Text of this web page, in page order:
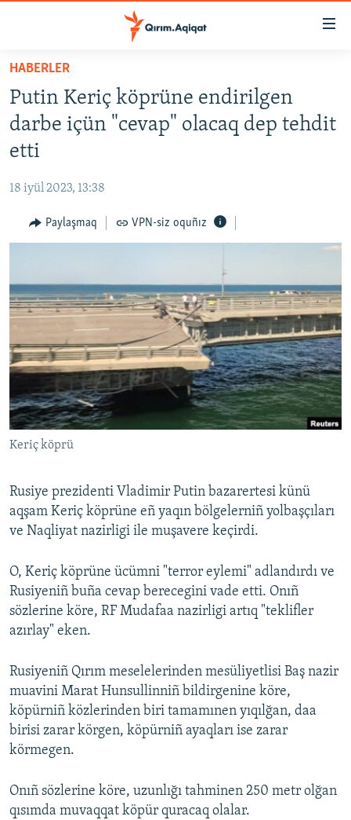
Esas
qaytmaq
Baş
navigatsiyağa
qaytmaq
Qıdıruvğa
qaytmaq
SİYASET
İQTİSADİYAT
MEDENİYET
İNSAN AQLARI
SÜRET
BLOGLAR
Русский
Українською
QOŞULIÑIZ!
RFE/RS bütün saytları
HABERLER
Putin Keriç köprüne endirilgen
darbe içün "cevap" olacaq dep tehdit
etti
18 iyül 2023, 13:38
Paylaşmaq VPN-siz oquñız
Keriç köprü
Rusiye prezidenti Vladimir Putin bazarertesi künü
aqşam Keriç köprüne eñ yaqın bölgelerniñ yolbaşçıları
ve Naqliyat nazirligi ile muşavere keçirdi.
O, Keriç köprüne ücümni "terror eylemi" adlandırdı ve
Rusiyeniñ buña cevap berecegini vade etti. Onıñ
sözlerine köre, RF Mudafaa nazirligi artıq "teklifler
azırlay" eken.
Rusiyeniñ Qırım meselelerinden mesüliyetlisi Baş nazir
muavini Marat Hunsullinniñ bildirgenine köre,
köpürniñ közlerinden biri tamamınen yıqılğan, daa
birisi zarar körgen, köpürniñ ayaqları ise zarar
körmegen.
Onıñ sözlerine köre, uzunlığı tahminen 250 metr olğan
qısımda muvaqqat köpür quracaq olalar.